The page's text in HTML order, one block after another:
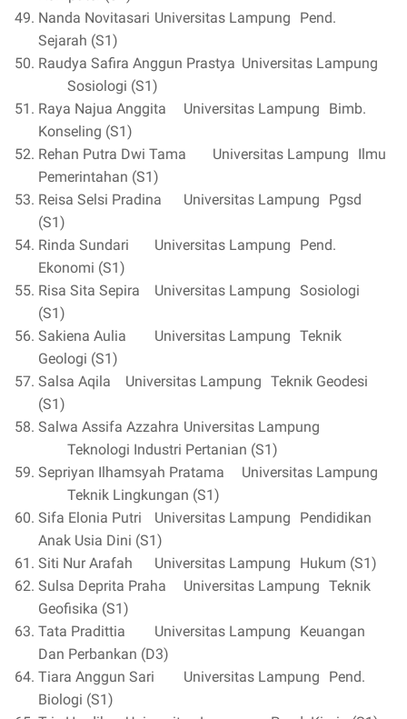
Nanda Novitasari Universitas Lampung
Pend.
Sejarah (S1)
Raudya Safira Anggun Prastya Universitas Lampung
Sosiologi (S1)
Raya Najua Anggita
Universitas Lampung
Bimb.
Konseling (S1)
Rehan Putra Dwi Tama
Universitas Lampung
Ilmu
Pemerintahan (S1)
Reisa Selsi Pradina
Universitas Lampung
Pgsd
(S1)
Rinda Sundari
Universitas Lampung
Pend.
Ekonomi (S1)
Risa Sita Sepira
Universitas Lampung Sosiologi
(S1)
Sakiena Aulia
Universitas Lampung Teknik
Geologi (S1)
Salsa Aqila
Universitas Lampung Teknik Geodesi
(S1)
Salwa Assifa Azzahra Universitas Lampung
Teknologi Industri Pertanian (S1)
Sepriyan Ilhamsyah Pratama
Universitas Lampung
Teknik Lingkungan (S1)
Sifa Elonia Putri
Universitas Lampung
Pendidikan
Anak Usia Dini (S1)
Siti Nur Arafah
Universitas Lampung
Hukum (S1)
Sulsa Deprita Praha
Universitas Lampung Teknik
Geofisika (S1)
Tata Pradittia
Universitas Lampung
Keuangan
Dan Perbankan (D3)
Tiara Anggun Sari
Universitas Lampung
Pend.
Biologi (S1)